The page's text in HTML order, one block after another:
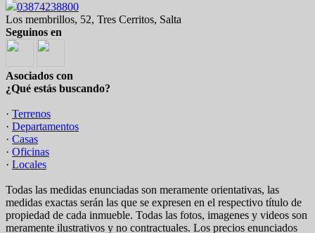
03874238800
Los membrillos, 52, Tres Cerritos, Salta
Seguinos en
Asociados con
¿Qué estás buscando?
· Terrenos
· Departamentos
· Casas
· Oficinas
· Locales
Todas las medidas enunciadas son meramente orientativas, las
medidas exactas serán las que se expresen en el respectivo título de
propiedad de cada inmueble. Todas las fotos, imagenes y videos son
meramente ilustrativos y no contractuales. Los precios enunciados